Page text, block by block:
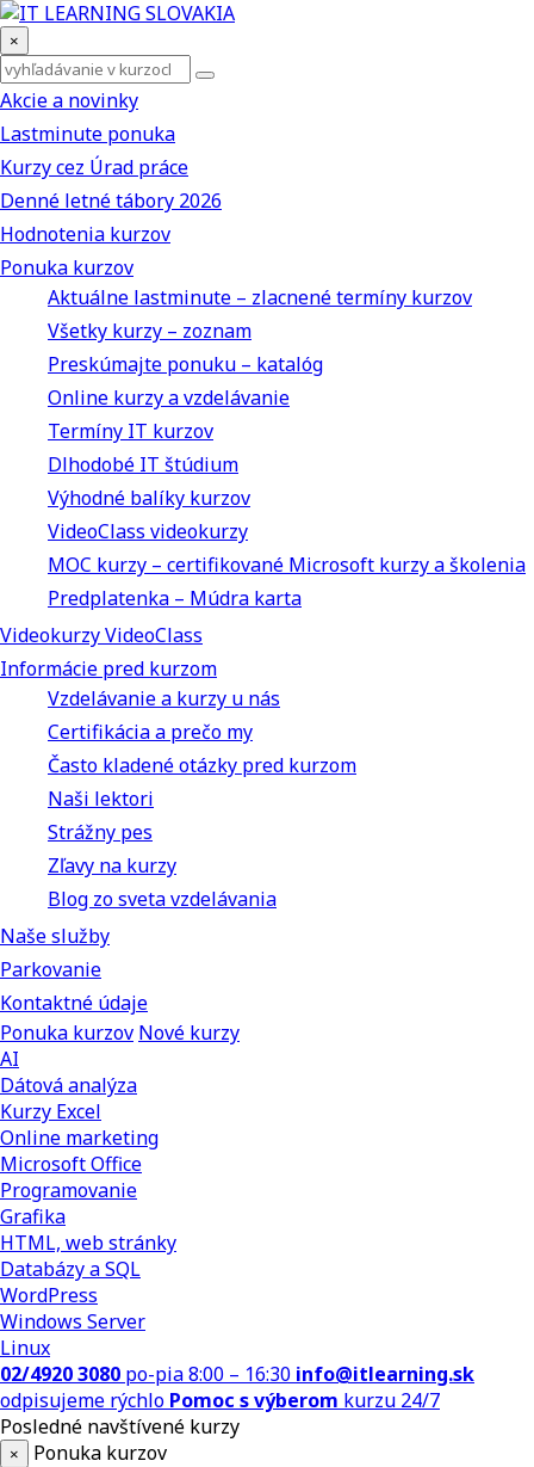
×
Akcie a novinky
Lastminute ponuka
Kurzy cez Úrad práce
Denné letné tábory 2026
Hodnotenia kurzov
Ponuka kurzov
Aktuálne lastminute – zlacnené termíny kurzov
Všetky kurzy – zoznam
Preskúmajte ponuku – katalóg
Online kurzy a vzdelávanie
Termíny IT kurzov
Dlhodobé IT štúdium
Výhodné balíky kurzov
VideoClass videokurzy
MOC kurzy – certifikované Microsoft kurzy a školenia
Predplatenka – Múdra karta
Videokurzy VideoClass
Informácie pred kurzom
Vzdelávanie a kurzy u nás
Certifikácia a prečo my
Často kladené otázky pred kurzom
Naši lektori
Strážny pes
Zľavy na kurzy
Blog zo sveta vzdelávania
Naše služby
Parkovanie
Kontaktné údaje
Ponuka kurzov Nové kurzy
AI
Dátová analýza
Kurzy Excel
Online marketing
Microsoft Office
Programovanie
Grafika
HTML, web stránky
Databázy a SQL
WordPress
Windows Server
Linux
02/4920 3080 po-pia 8:00 – 16:30 info@itlearning.sk
odpisujeme rýchlo Pomoc s výberom kurzu 24/7
Posledné navštívené kurzy
×
Ponuka kurzov